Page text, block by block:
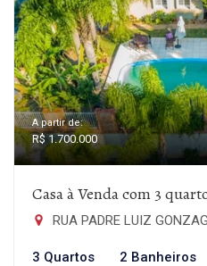
A partir de:
R$ 1.700.000
Casa à Venda com 3
RUA PADRE LUIZ GONZAGA
3 Quartos 2 Banheiros